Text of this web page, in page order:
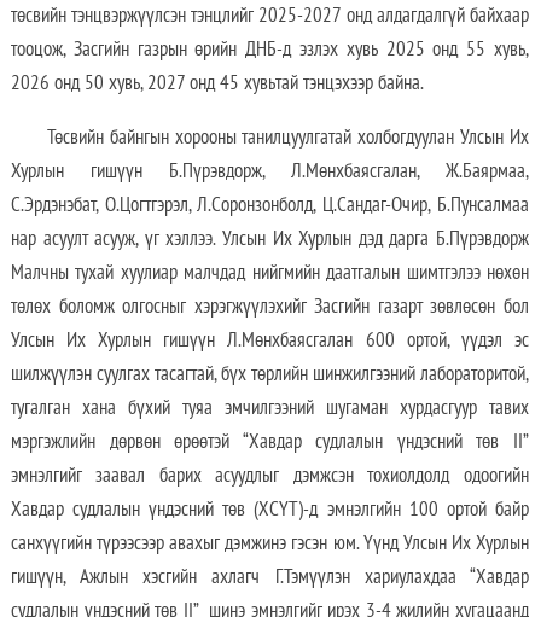
төсвийн тэнцвэржүүлсэн тэнцлийг 2025-2027 онд алдагдалгүй байхаар
тооцож, Засгийн газрын өрийн ДНБ-д эзлэх хувь 2025 онд 55 хувь,
2026 онд 50 хувь, 2027 онд 45 хувьтай тэнцэхээр байна.
Төсвийн байнгын хорооны танилцуулгатай холбогдуулан Улсын Их
Хурлын гишүүн Б.Пүрэвдорж, Л.Мөнхбаясгалан, Ж.Баярмаа,
С.Эрдэнэбат, О.Цогтгэрэл, Л.Соронзонболд, Ц.Сандаг-Очир, Б.Пунсалмаа
нар асуулт асууж, үг хэллээ. Улсын Их Хурлын дэд дарга Б.Пүрэвдорж
Малчны тухай хуулиар малчдад нийгмийн даатгалын шимтгэлээ нөхөн
төлөх боломж олгосныг хэрэгжүүлэхийг Засгийн газарт зөвлөсөн бол
Улсын Их Хурлын гишүүн Л.Мөнхбаясгалан 600 ортой, үүдэл эс
шилжүүлэн суулгах тасагтай, бүх төрлийн шинжилгээний лабораторитой,
тугалган хана бүхий туяа эмчилгээний шугаман хурдасгуур тавих
мэргэжлийн дөрвөн өрөөтэй “Хавдар судлалын үндэсний төв II”
эмнэлгийг заавал барих асуудлыг дэмжсэн тохиолдолд одоогийн
Хавдар судлалын үндэсний төв (ХСҮТ)-д эмнэлгийн 100 ортой байр
санхүүгийн түрээсээр авахыг дэмжинэ гэсэн юм. Үүнд Улсын Их Хурлын
гишүүн, Ажлын хэсгийн ахлагч Г.Тэмүүлэн хариулахдаа “Хавдар
судлалын үндэсний төв II” шинэ эмнэлгийг ирэх 3-4 жилийн хугацаанд